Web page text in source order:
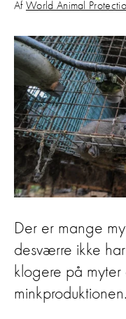
Af World Animal
Der er mange
desværre ikke
klogere på
minkproduktionen.